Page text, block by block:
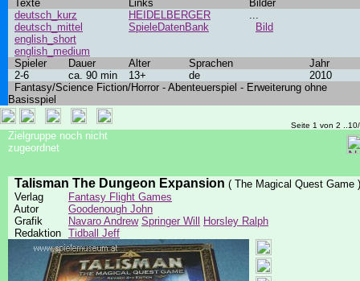
Texte Links
Bilder
deutsch_kurz
deutsch_mittel
english_short
english_medium
HEIDELBERGER
SpieleDatenBank
...
Bild
Spieler Dauer Alter Sprachen
Jahr
2-6
ca. 90 min 13+ de
2010
Fantasy/Science Fiction/Horror - Abenteuerspiel - Erweiterung ohne
Basisspiel
Seite 1 von 2
Zielgruppe noch nicht
zugeordnet
Talisman The Dungeon Expansion ( The Magical Quest Game )
Verlag
Fantasy Flight Games
Autor
Goodenough John
Grafik
Navaro Andrew Springer Will
Horsley Ralph
Redaktion Tidball Jeff